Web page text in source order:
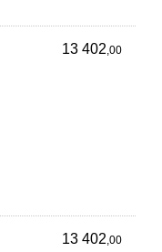
13 402 ,00
13 402 ,00